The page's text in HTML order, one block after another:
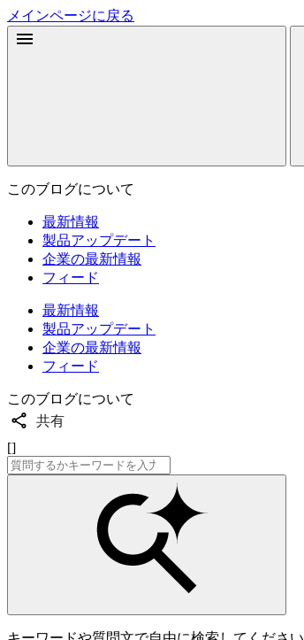
メインページに戻る
このブログについて
最新情報
製品アップデート
企業の最新情報
フィード
最新情報
製品アップデート
企業の最新情報
フィード
このブログについて
共有
[]